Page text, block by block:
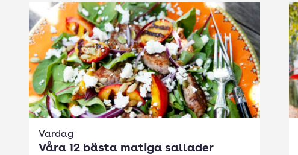
Vardag
Våra 12 bästa matiga sallader